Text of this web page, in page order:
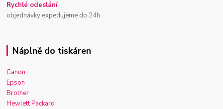
Rychlé odeslání
objednávky expedujeme do 24h
Náplně do tiskáren
Canon
Epson
Brother
Hewlett Packard